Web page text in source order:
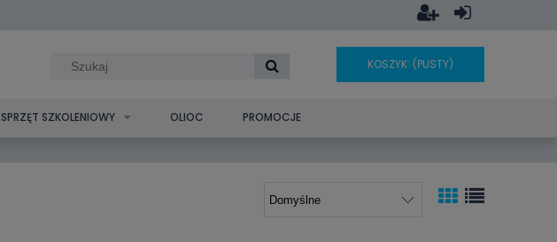
KOSZYK: (PUSTY)
SPRZĘT SZKOLENIOWY OLIOC PROMOCJE